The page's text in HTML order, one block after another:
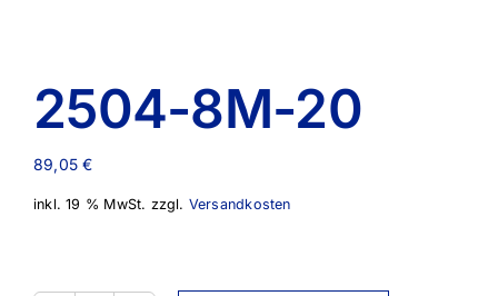
2504-8M-20
89,05€
inkl. 19 % MwSt. zzgl. Versandkosten